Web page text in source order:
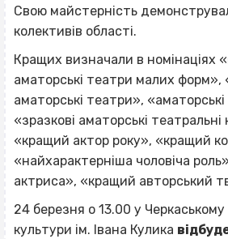
Свою майстерність
колективів області.
Кращих визначали в номінаціях
аматорські театри малих форм»,
аматорські театри»,
«зразкові аматорські
«кращий актор року», «кращий
«найхарактерніша чоловіча
актриса», «кращий авторський
24 березня о 13.00 у
культури ім. Івана Кулика